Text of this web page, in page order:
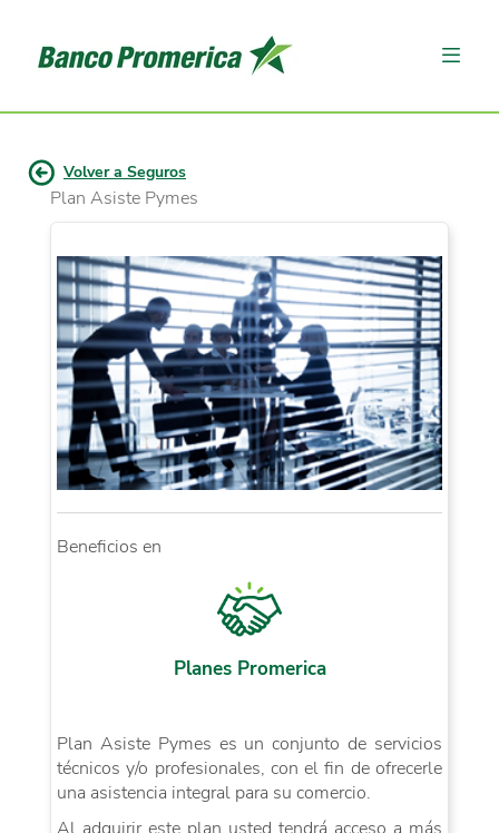
Volver a Seguros
Plan Asiste Pymes
Beneficios en
Planes Promerica
Plan Asiste Pymes es un conjunto de servicios
técnicos y/o profesionales, con el fin de ofrecerle
una asistencia integral para su comercio.